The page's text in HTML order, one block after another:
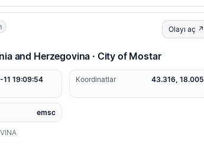
Olayı aç ↗
and Herzegovina · City of Mostar
19:09:54
Koordinatlar 43.316, 18.005
emsc